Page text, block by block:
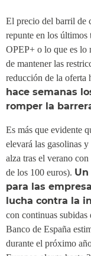
El precio del barril de
repunte en los últimos
OPEP+ o lo que es lo
de mantener las
reducción de la oferta
hace semanas
romper la
Es más que evidente
elevará las gasolinas
alza tras el verano
de los 100 euros).
para las
lucha contra la
con continuas
Banco de España
durante el próximo